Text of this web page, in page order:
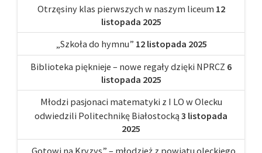
Otrzęsiny klas pierwszych w naszym liceum 12
listopada 2025
„Szkoła do hymnu” 12 listopada 2025
Biblioteka pięknieje – nowe regały dzięki NPRCZ 6
listopada 2025
Młodzi pasjonaci matematyki z I LO w Olecku
odwiedzili Politechnikę Białostocką 3 listopada
2025